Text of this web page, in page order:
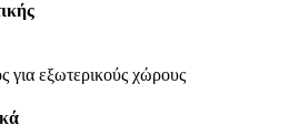
για εξωτερικούς χώρους